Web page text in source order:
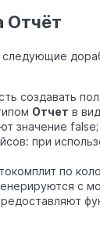
Отчёт
следующие
создавать
Отчет в
значение false;
при
по
с